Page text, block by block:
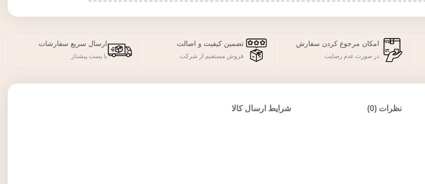
امکان مرجوع کردن سفارش
در صورت عدم رضایت
تضمین کیفیت و اصالت
فروش مستقیم از شرکت
ارسال سریع سفارشات
با پست پیشتاز
نظرات (0) شرایط ارسال کالا